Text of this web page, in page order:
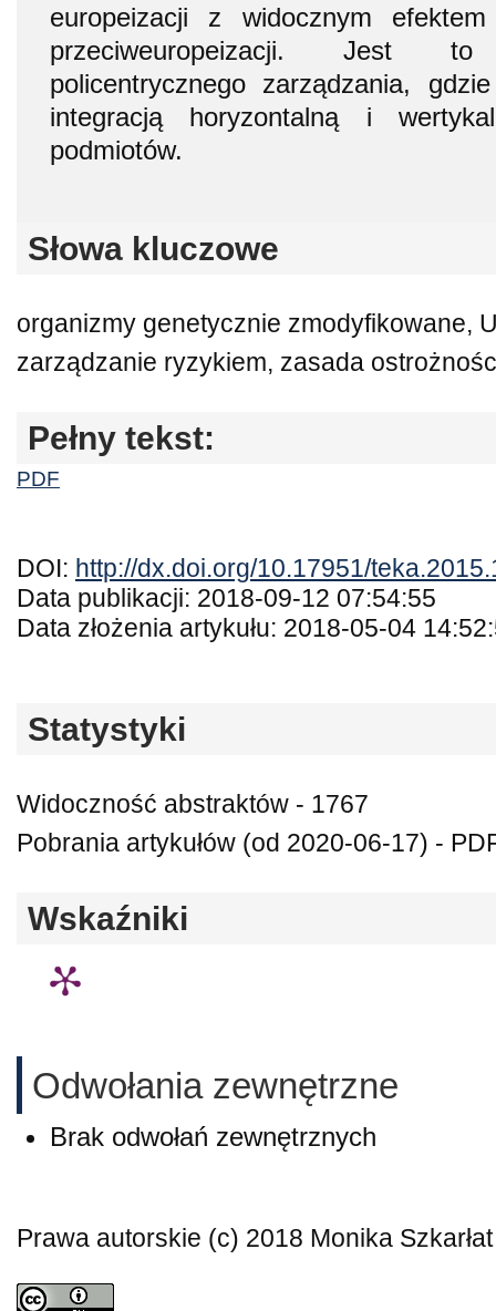
europeizacji z widocznym
przeciweuropeizacji. Jest
policentrycznego zarządzania,
integracją horyzontalną i
podmiotów.
Słowa kluczowe
organizmy genetycznie zmodyfikowane,
zarządzanie ryzykiem, zasada
Pełny tekst:
PDF
DOI: http://dx.doi.org/10.17951/
Data publikacji: 2018-09-12 07:54:55
Data złożenia artykułu: 2018-05-04
Statystyki
Widoczność abstraktów - 1767
Pobrania artykułów (od 2020-06-17) -
Wskaźniki
Odwołania zewnętrzne
Brak odwołań zewnętrznych
Prawa autorskie (c) 2018 Monika Szkarłat